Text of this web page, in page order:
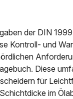
der DIN
Kontroll- und
Diese
für
im